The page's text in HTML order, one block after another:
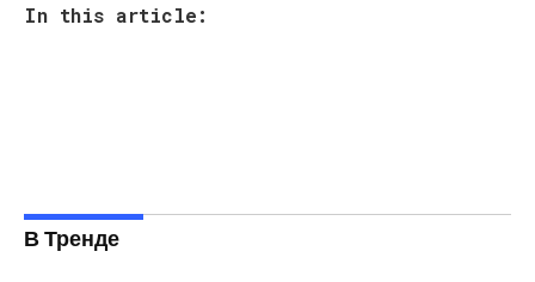
In this article:
В Тренде